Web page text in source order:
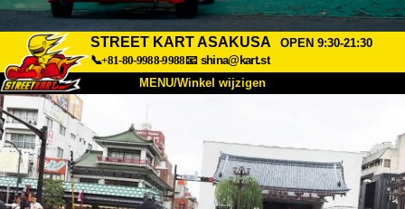
STREET KART ASAKUSA
OPEN 9:30-21:30
📞+81-80-9988-9988📧 shina@kart.st
MENU/Winkel wijzigen
Over Specificaties Prijzen
Toegang Ervaringen FAQ